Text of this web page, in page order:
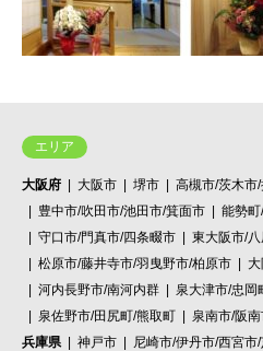
エリア
大阪府 大阪市 堺市
高槻市/茨木市
豊中市/吹田市/池田市/箕面市
能勢
守口市/門真市/四条畷市
東大阪市/
松原市/藤井寺市/羽曳野市/柏原市
河内長野市/南河内群
泉大津市/忠岡
泉佐野市/田尻町/熊取町
泉南市/阪
兵庫県
神戸市
尼崎市/伊丹市/西宮